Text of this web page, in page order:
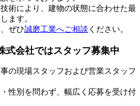
術により、建物の状態に合わせた最
ます。
ぜひ誠磨工業へご相談 ください。
式会社ではスタッフ募集中
の現場スタッフおよび営業スタッフ
性別を問わず、幅広く応募を受け付